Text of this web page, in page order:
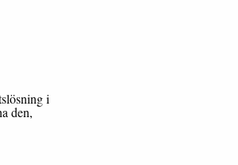
i
den,